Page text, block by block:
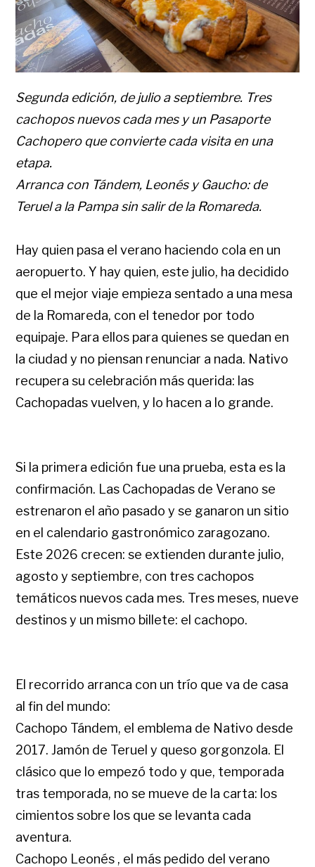
Segunda edición, de julio a septiembre. Tres
cachopos nuevos cada mes y un Pasaporte
Cachopero que convierte cada visita en una
etapa.
Arranca con Tándem, Leonés y Gaucho: de
Teruel a la Pampa sin salir de la Romareda.
Hay quien pasa el verano haciendo cola en un
aeropuerto. Y hay quien, este julio, ha decidido
que el mejor viaje empieza sentado a una mesa
de la Romareda, con el tenedor por todo
equipaje. Para ellos para quienes se quedan en
la ciudad y no piensan renunciar a nada. Nativo
recupera su celebración más querida: las
Cachopadas vuelven, y lo hacen a lo grande.
Si la primera edición fue una prueba, esta es la
confirmación. Las Cachopadas de Verano se
estrenaron el año pasado y se ganaron un sitio
en el calendario gastronómico zaragozano.
Este 2026 crecen: se extienden durante julio,
agosto y septiembre, con tres cachopos
temáticos nuevos cada mes. Tres meses, nueve
destinos y un mismo billete: el cachopo.
El recorrido arranca con un trío que va de casa
al fin del mundo:
Cachopo Tándem, el emblema de Nativo desde
2017. Jamón de Teruel y queso gorgonzola. El
clásico que lo empezó todo y que, temporada
tras temporada, no se mueve de la carta: los
cimientos sobre los que se levanta cada
aventura.
Cachopo Leonés , el más pedido del verano